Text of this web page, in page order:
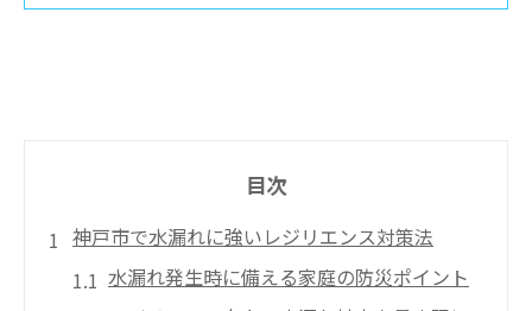
目次
神戸市で水漏れに強いレジリエンス対策法
水漏れ発生時に備える家庭の防災ポイント